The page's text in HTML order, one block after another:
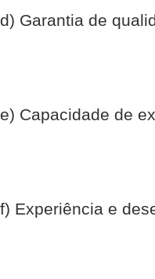
d) Garantia de
e) Capacidade de
f) Experiência e